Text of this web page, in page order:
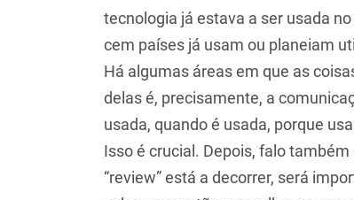
tecnologia já estava a ser usada
cem países já usam ou planeiam
Há algumas áreas em que as
delas é, precisamente, a
usada, quando é usada, porque
Isso é crucial. Depois, falo
“review” está a decorrer, será